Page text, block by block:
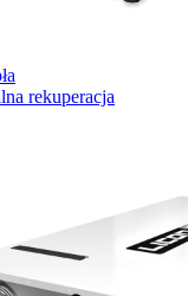
rekuperacja